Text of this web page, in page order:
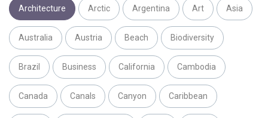
Architecture Arctic Argentina Art Asia
Australia Austria Beach Biodiversity
Brazil Business California Cambodia
Canada Canals Canyon Caribbean